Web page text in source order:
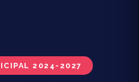
2024-2027